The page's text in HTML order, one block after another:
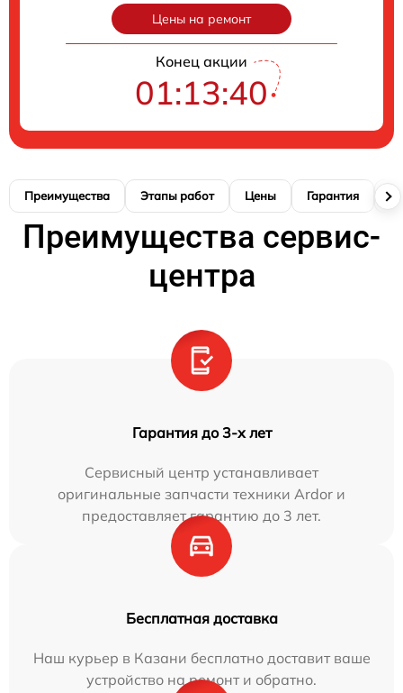
Цены на ремонт
Конец акции
01:13:39
Преимущества Этапы работ Цены Гарантия
Преимущества сервис-
центра
Гарантия до 3-х лет
Сервисный центр устанавливает
оригинальные запчасти техники Ardor и
предоставляет гарантию до 3 лет.
Бесплатная доставка
Наш курьер в Казани бесплатно доставит ваше
устройство на ремонт и обратно.